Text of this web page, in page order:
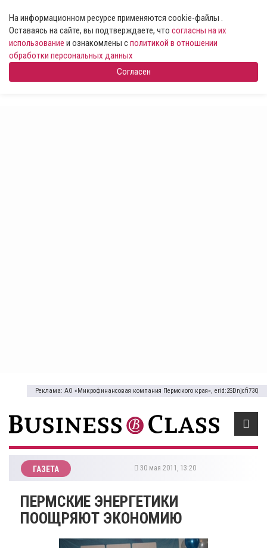
На информационном ресурсе применяются cookie-файлы .
Оставаясь на сайте, вы подтверждаете, что согласны на их
использование и ознакомлены сполитикой в отношении
обработки персональных данных
Согласен
Реклама: АО «Микрофинансовая компания Пермского края», erid:2SDnjcfi73Q
ГАЗЕТА 30 мая 2011, 13:20
ПЕРМСКИЕ ЭНЕРГЕТИКИ
ПООЩРЯЮТ ЭКОНОМИЮ